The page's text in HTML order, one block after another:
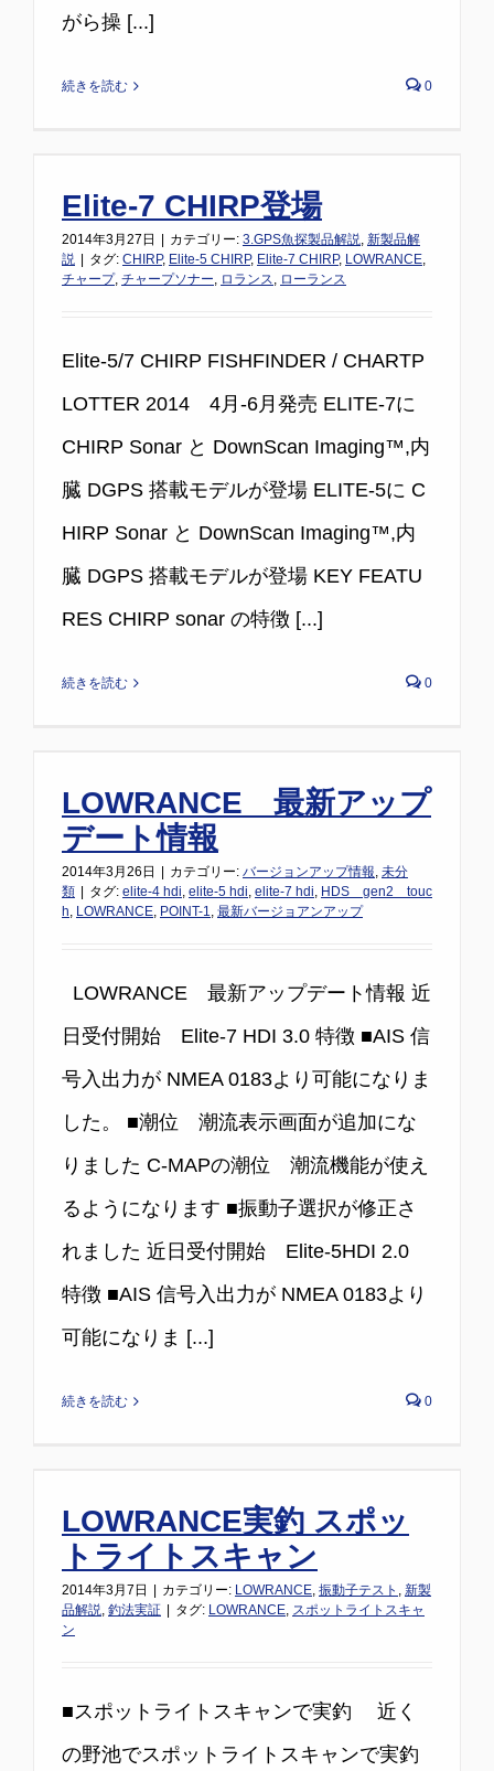
がら操 [...]
続きを読む 0
Elite-7 CHIRP登場
2014年3月27日 カテゴリー: 3.GPS魚探製品解説, 新製品解
説
タグ: CHIRP, Elite-5 CHIRP, Elite-7 CHIRP, LOWRANCE,
チャープ, チャープソナー, ロランス, ローランス
Elite-5/7 CHIRP FISHFINDER / CHARTP
LOTTER 2014 4月-6月発売 ELITE-7に
CHIRP Sonar と DownScan Imaging™,内
臓 DGPS 搭載モデルが登場 ELITE-5に C
HIRP Sonar と DownScan Imaging™,内
臓 DGPS 搭載モデルが登場 KEY FEATU
RES CHIRP sonar の特徴 [...]
続きを読む 0
LOWRANCE 最新アップ
デート情報
2014年3月26日 カテゴリー: バージョンアップ情報, 未分
類
タグ: elite-4 hdi, elite-5 hdi, elite-7 hdi, HDS gen2 touc
h, LOWRANCE, POINT-1, 最新バージョアンアップ
LOWRANCE 最新アップデート情報 近
日受付開始 Elite-7 HDI 3.0 特徴 ■AIS 信
号入出力が NMEA 0183より可能になりま
した。 ■潮位 潮流表示画面が追加にな
りました C-MAPの潮位 潮流機能が使え
るようになります ■振動子選択が修正さ
れました 近日受付開始 Elite-5HDI 2.0
特徴 ■AIS 信号入出力が NMEA 0183より
可能になりま [...]
続きを読む 0
LOWRANCE実釣 スポッ
トライトスキャン
2014年3月7日 カテゴリー: LOWRANCE, 振動子テスト , 新製
品解説, 釣法実証 タグ: LOWRANCE, スポットライトスキャ
ン
■スポットライトスキャンで実釣 近く
の野池でスポットライトスキャンで実釣